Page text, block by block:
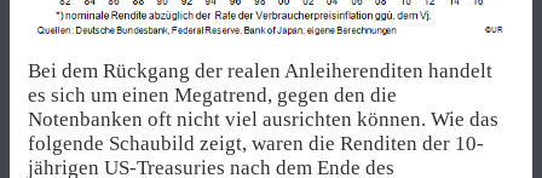
Bei dem Rückgang der realen Anleiherenditen handelt
es sich um einen Megatrend, gegen den die
Notenbanken oft nicht viel ausrichten können. Wie das
folgende Schaubild zeigt, waren die Renditen der 10-
jährigen US-Treasuries nach dem Ende des